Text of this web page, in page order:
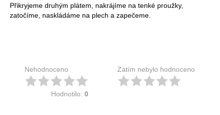
Přikryjeme druhým plátem, nakrájíme na tenké proužky,
zatočíme, naskládáme na plech a zapečeme.
Nehodnoceno
Hodnotilo: 0
Zatím nebylo hodnoceno